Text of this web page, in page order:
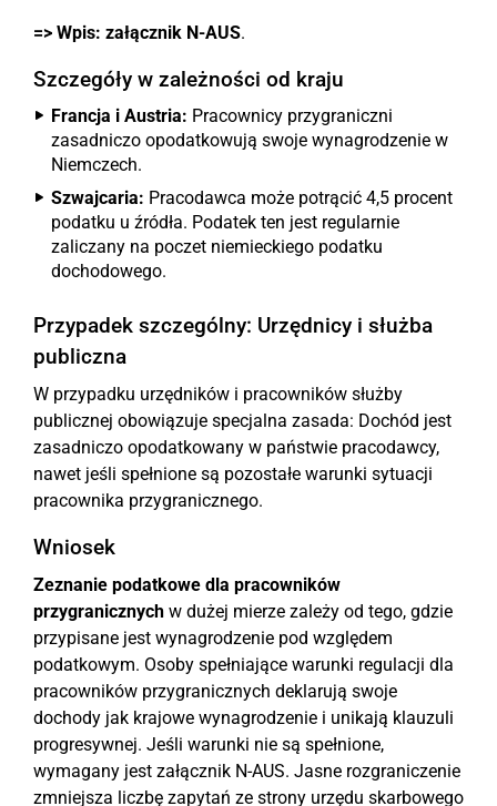
=> Wpis: załącznik N-AUS.
Szczegóły w zależności od kraju
Francja i Austria: Pracownicy przygraniczni
zasadniczo opodatkowują swoje wynagrodzenie w
Niemczech.
Szwajcaria: Pracodawca może potrącić 4,5 procent
podatku u źródła. Podatek ten jest regularnie
zaliczany na poczet niemieckiego podatku
dochodowego.
Przypadek szczególny: Urzędnicy i służba
publiczna
W przypadku urzędników i pracowników służby
publicznej obowiązuje specjalna zasada: Dochód jest
zasadniczo opodatkowany w państwie pracodawcy,
nawet jeśli spełnione są pozostałe warunki sytuacji
pracownika przygranicznego.
Wniosek
Zeznanie podatkowe dla pracowników
przygranicznych w dużej mierze zależy od tego, gdzie
przypisane jest wynagrodzenie pod względem
podatkowym. Osoby spełniające warunki regulacji dla
pracowników przygranicznych deklarują swoje
dochody jak krajowe wynagrodzenie i unikają klauzuli
progresywnej. Jeśli warunki nie są spełnione,
wymagany jest załącznik N-AUS. Jasne rozgraniczenie
zmniejsza liczbę zapytań ze strony urzędu skarbowego